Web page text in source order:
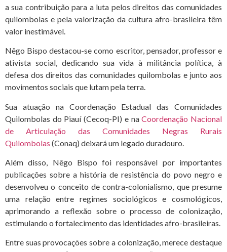
a sua contribuição para a luta pelos direitos das comunidades
quilombolas e pela valorização da cultura afro-brasileira têm
valor inestimável.
Nêgo Bispo destacou-se como escritor, pensador, professor e
ativista social, dedicando sua vida à militância política, à
defesa dos direitos das comunidades quilombolas e junto aos
movimentos sociais que lutam pela terra.
Sua atuação na Coordenação Estadual das Comunidades
Quilombolas do Piauí (Cecoq-PI) e naCoordenação Nacional
de Articulação das Comunidades Negras Rurais
Quilombolas (Conaq) deixará um legado duradouro.
Além disso, Nêgo Bispo foi responsável por importantes
publicações sobre a história de resistência do povo negro e
desenvolveu o conceito de contra-colonialismo, que presume
uma relação entre regimes sociológicos e cosmológicos,
aprimorando a reflexão sobre o processo de colonização,
estimulando o fortalecimento das identidades afro-brasileiras.
Entre suas provocações sobre a colonização, merece destaque